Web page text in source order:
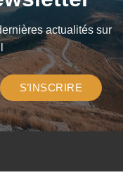
actualités sur
S’INSCRIRE